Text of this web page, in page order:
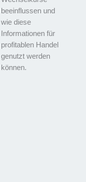
beeinflussen und
wie diese
Informationen für
profitablen Handel
genutzt werden
können.